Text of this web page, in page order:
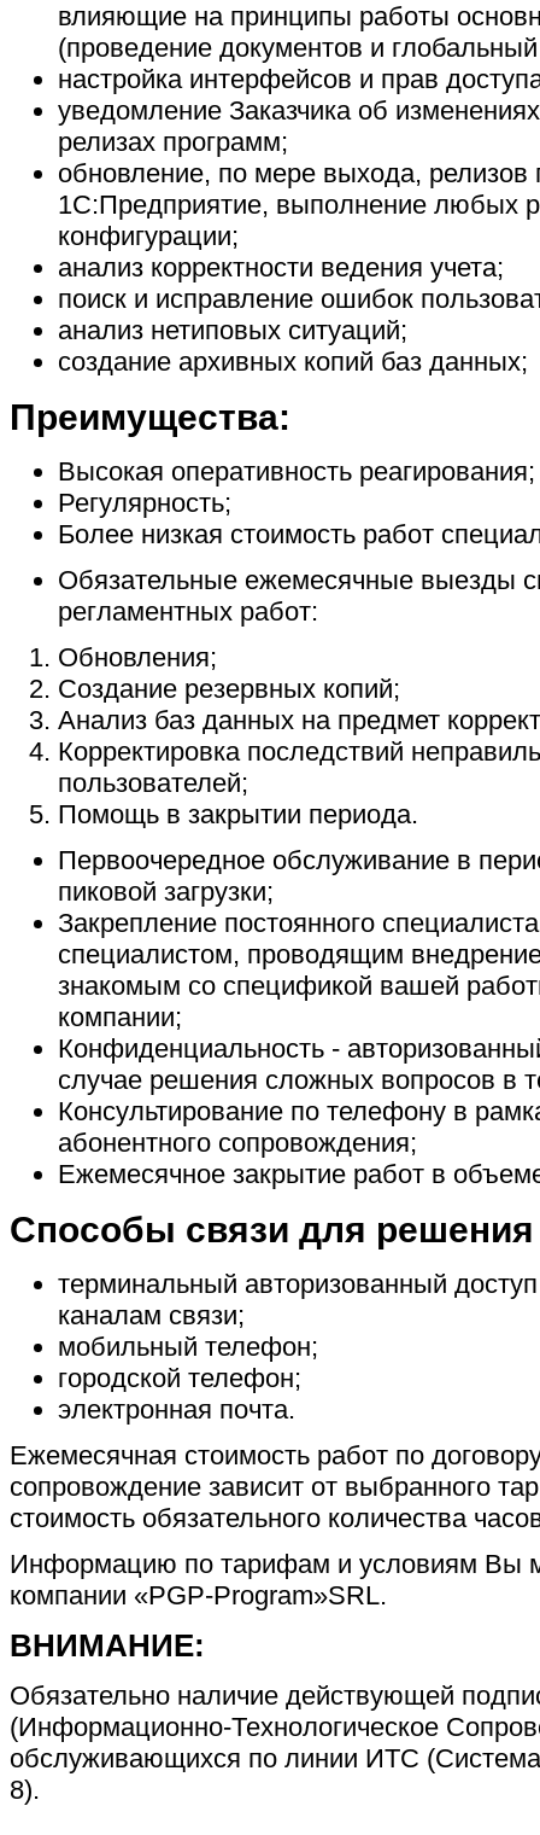
влияющие на принципы работы
(проведение документов и
настройка интерфейсов и прав
уведомление Заказчика об
релизах программ;
обновление, по мере выхода, релизов
1С:Предприятие, выполнение любых
конфигурации;
анализ корректности ведения учета;
поиск и исправление ошибок
анализ нетиповых ситуаций;
создание архивных копий баз данных;
Преимущества:
Высокая оперативность реагирования;
Регулярность;
Более низкая стоимость работ
Обязательные ежемесячные выезды
регламентных работ:
Обновления;
Создание резервных копий;
Анализ баз данных на предмет
Корректировка последствий
пользователей;
Помощь в закрытии периода.
Первоочередное обслуживание в
пиковой загрузки;
Закрепление постоянного
специалистом, проводящим
знакомым со спецификой вашей
компании;
Конфиденциальность -
случае решения сложных вопросов в
Консультирование по телефону в
абонентного сопровождения;
Ежемесячное закрытие работ в
Способы связи для
терминальный авторизованный
каналам связи;
мобильный телефон;
городской телефон;
электронная почта.
Ежемесячная стоимость работ по
сопровождение зависит от выбранного
стоимость обязательного количества
Информацию по тарифам и условиям Вы
компании «PGP-Program»SRL.
ВНИМАНИЕ:
Обязательно наличие действующей
(Информационно-Технологическое
обслуживающихся по линии ИТС
8).